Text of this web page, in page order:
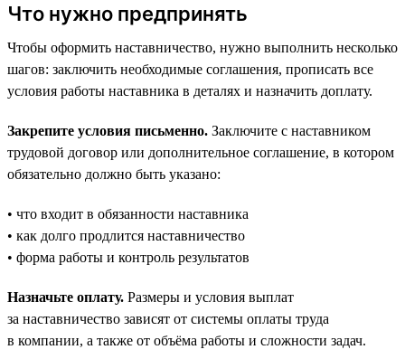
Что нужно предпринять
Чтобы оформить наставничество, нужно выполнить несколько
шагов: заключить необходимые соглашения, прописать все
условия работы наставника в деталях и назначить доплату.
Закрепите условия письменно. Заключите с наставником
трудовой договор или дополнительное соглашение, в котором
обязательно должно быть указано:
• что входит в обязанности наставника
• как долго продлится наставничество
• форма работы и контроль результатов
Назначьте оплату. Размеры и условия выплат
за наставничество зависят от системы оплаты труда
в компании, а также от объёма работы и сложности задач.